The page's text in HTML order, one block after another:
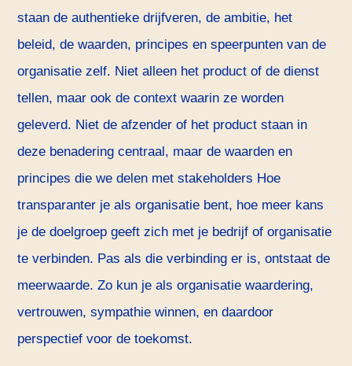
staan de authentieke drijfveren, de ambitie, het
beleid, de waarden, principes en speerpunten van de
organisatie zelf. Niet alleen het product of de dienst
tellen, maar ook de context waarin ze worden
geleverd. Niet de afzender of het product staan in
deze benadering centraal, maar de waarden en
principes die we delen met stakeholders Hoe
transparanter je als organisatie bent, hoe meer kans
je de doelgroep geeft zich met je bedrijf of organisatie
te verbinden. Pas als die verbinding er is, ontstaat de
meerwaarde. Zo kun je als organisatie waardering,
vertrouwen, sympathie winnen, en daardoor
perspectief voor de toekomst.